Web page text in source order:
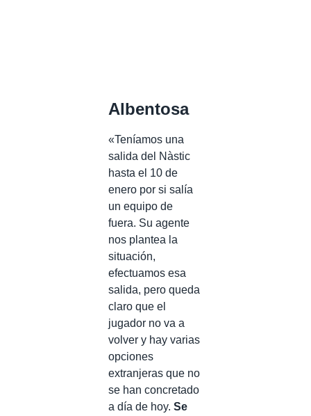
Albentosa
«Teníamos una
salida del Nàstic
hasta el 10 de
enero por si salía
un equipo de
fuera. Su agente
nos plantea la
situación,
efectuamos esa
salida, pero queda
claro que el
jugador no va a
volver y hay varias
opciones
extranjeras que no
se han concretado
a día de hoy. Se